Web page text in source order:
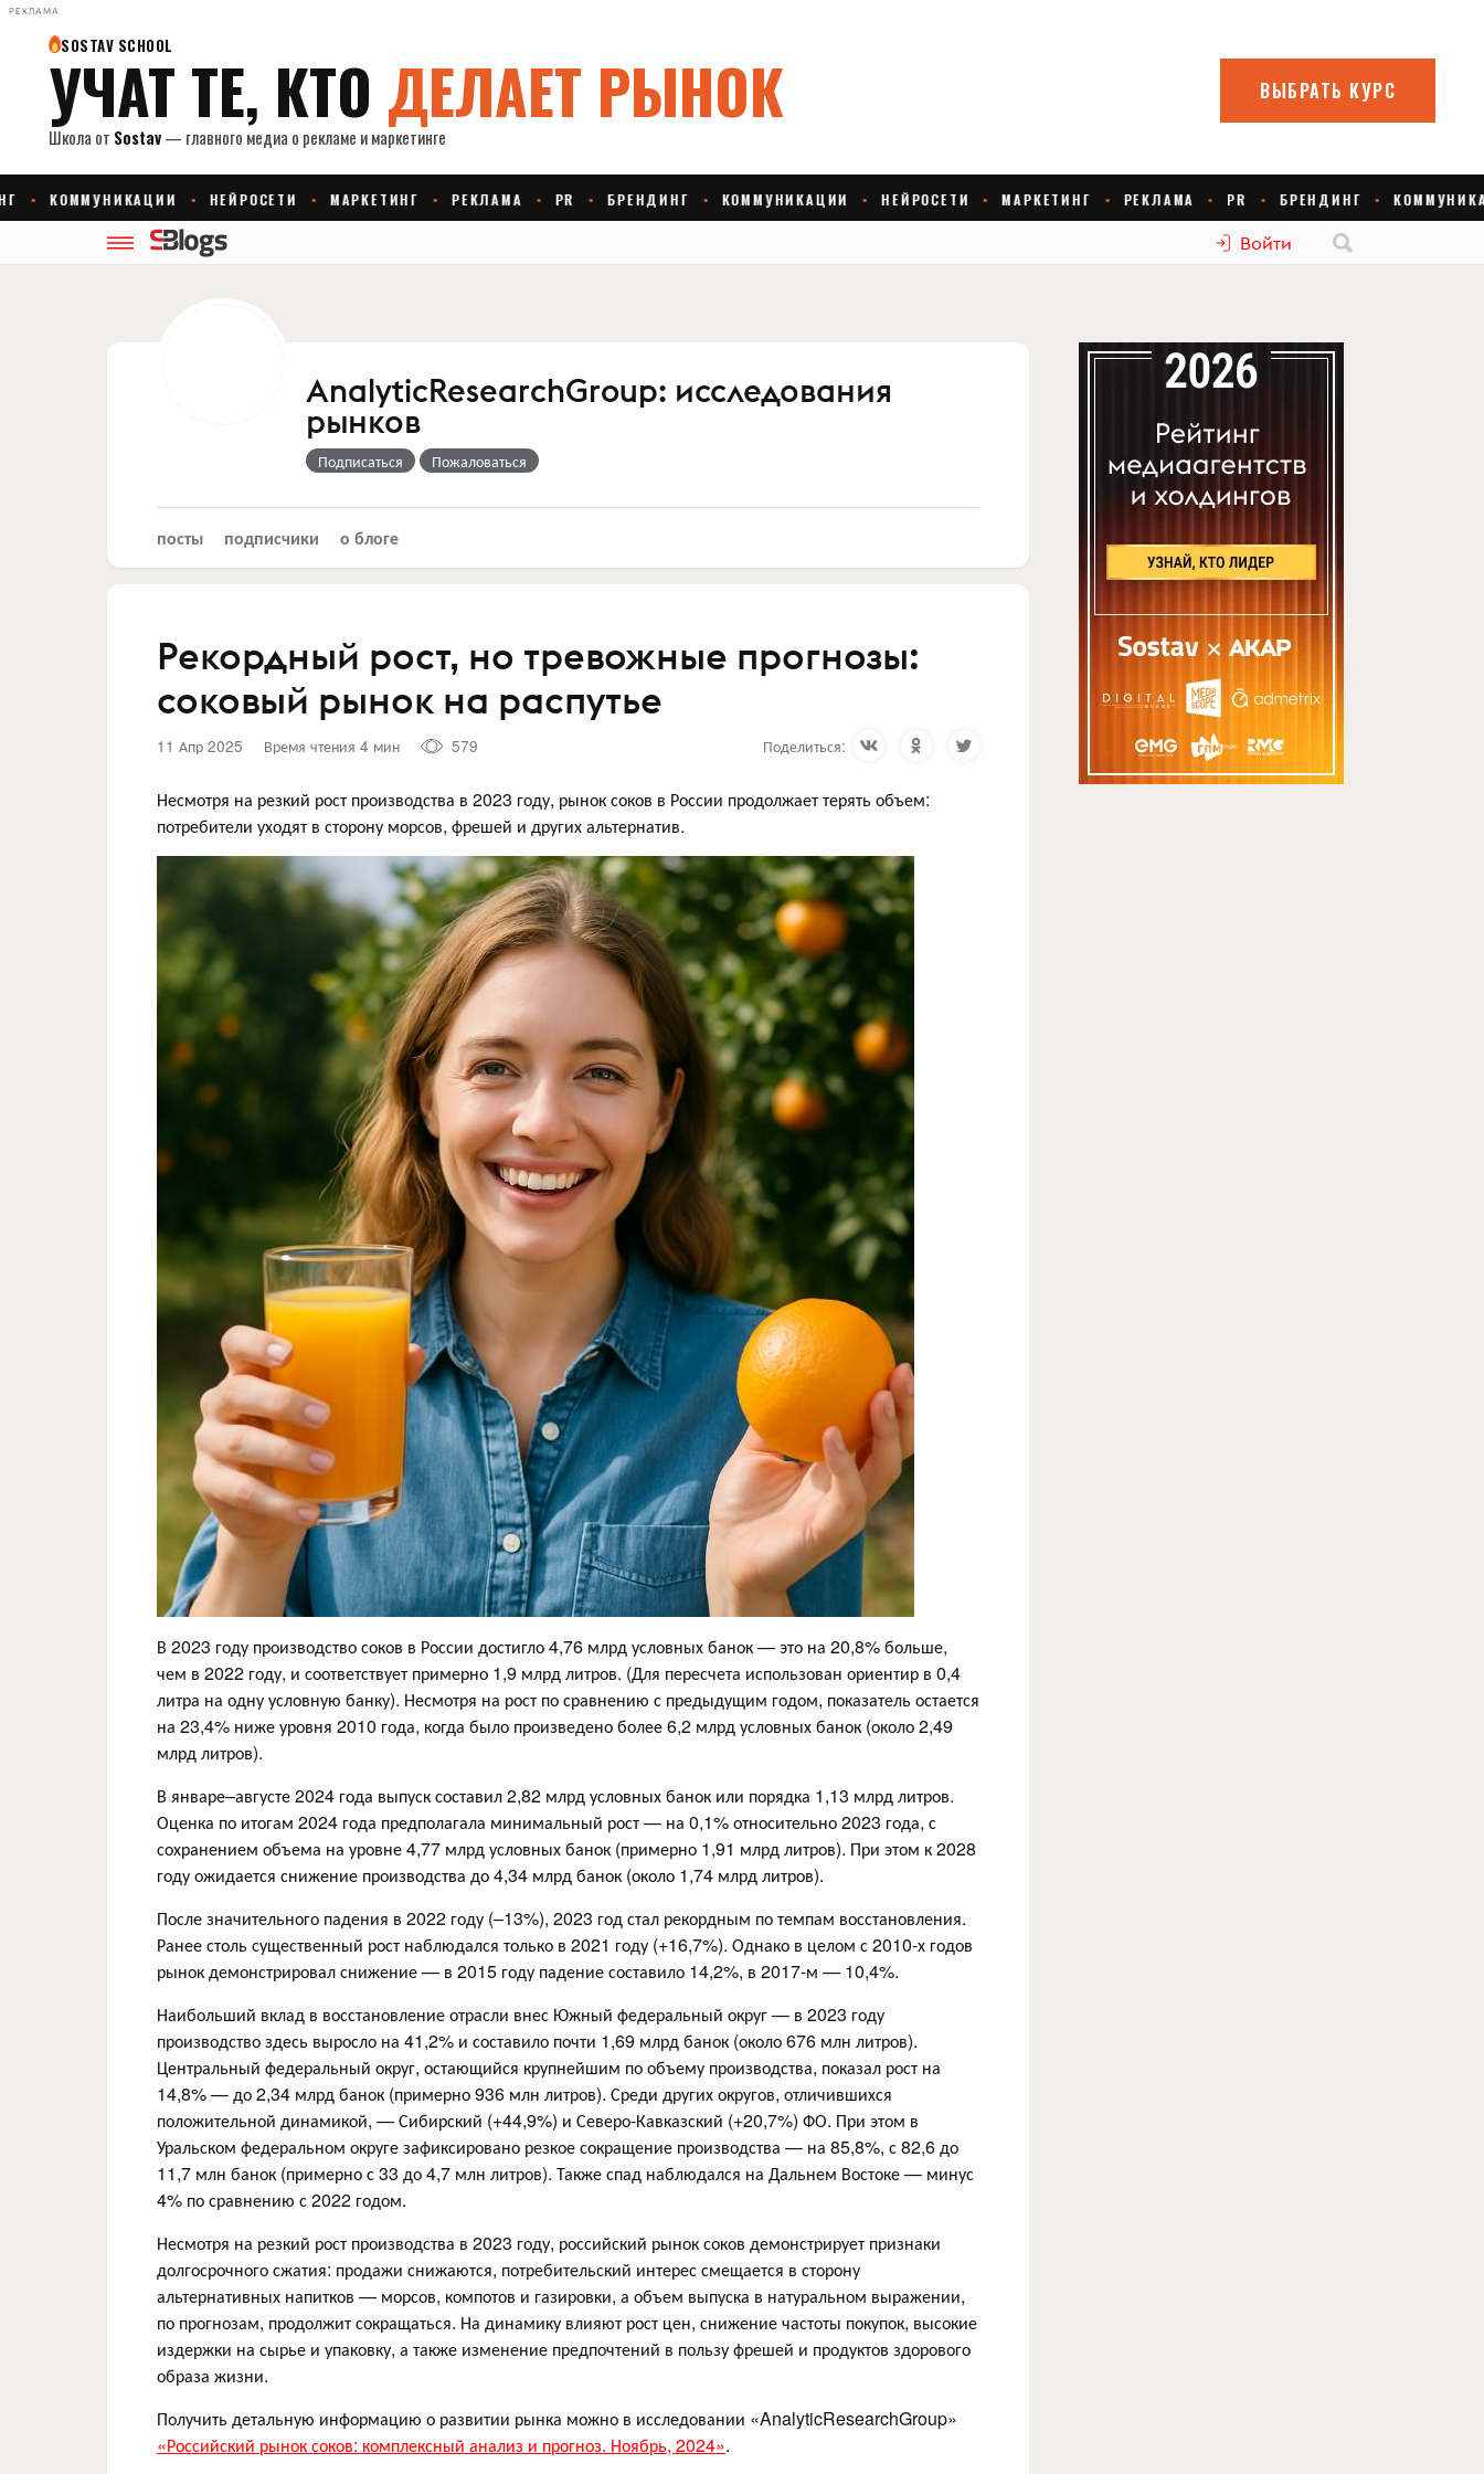
РЕКЛАМА
Войти
AnalyticResearchGroup: исследования
рынков
Подписаться Пожаловаться
посты подписчики о блоге
Рекордный рост, но тревожные прогнозы:
соковый рынок на распутье
11 Апр 2025 Время чтения 4 мин 579 Поделиться:
Несмотря на резкий рост производства в 2023 году, рынок соков в России продолжает терять объем:
потребители уходят в сторону морсов, фрешей и других альтернатив.
В 2023 году производство соков в России достигло 4,76 млрд условных банок — это на 20,8% больше,
чем в 2022 году, и соответствует примерно 1,9 млрд литров. (Для пересчета использован ориентир в 0,4
литра на одну условную банку). Несмотря на рост по сравнению с предыдущим годом, показатель остается
на 23,4% ниже уровня 2010 года, когда было произведено более 6,2 млрд условных банок (около 2,49
млрд литров).
В январе–августе 2024 года выпуск составил 2,82 млрд условных банок или порядка 1,13 млрд литров.
Оценка по итогам 2024 года предполагала минимальный рост — на 0,1% относительно 2023 года, с
сохранением объема на уровне 4,77 млрд условных банок (примерно 1,91 млрд литров). При этом к 2028
году ожидается снижение производства до 4,34 млрд банок (около 1,74 млрд литров).
После значительного падения в 2022 году (–13%), 2023 год стал рекордным по темпам восстановления.
Ранее столь существенный рост наблюдался только в 2021 году (+16,7%). Однако в целом с 2010-х годов
рынок демонстрировал снижение — в 2015 году падение составило 14,2%, в 2017-м — 10,4%.
Наибольший вклад в восстановление отрасли внес Южный федеральный округ — в 2023 году
производство здесь выросло на 41,2% и составило почти 1,69 млрд банок (около 676 млн литров).
Центральный федеральный округ, остающийся крупнейшим по объему производства, показал рост на
14,8% — до 2,34 млрд банок (примерно 936 млн литров). Среди других округов, отличившихся
положительной динамикой, — Сибирский (+44,9%) и Северо-Кавказский (+20,7%) ФО. При этом в
Уральском федеральном округе зафиксировано резкое сокращение производства — на 85,8%, с 82,6 до
11,7 млн банок (примерно с 33 до 4,7 млн литров). Также спад наблюдался на Дальнем Востоке — минус
4% по сравнению с 2022 годом.
Несмотря на резкий рост производства в 2023 году, российский рынок соков демонстрирует признаки
долгосрочного сжатия: продажи снижаются, потребительский интерес смещается в сторону
альтернативных напитков — морсов, компотов и газировки, а объем выпуска в натуральном выражении,
по прогнозам, продолжит сокращаться. На динамику влияют рост цен, снижение частоты покупок, высокие
издержки на сырье и упаковку, а также изменение предпочтений в пользу фрешей и продуктов здорового
образа жизни.
Получить детальную информацию о развитии рынка можно в исследовании «AnalyticResearchGroup»
«Российский рынок соков: комплексный анализ и прогноз. Ноябрь, 2024».